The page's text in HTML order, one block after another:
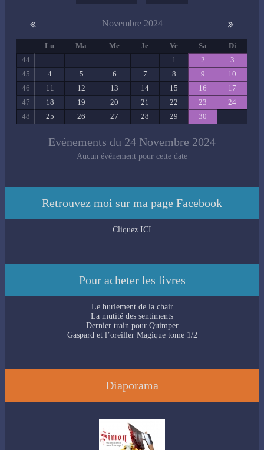
Novembre 2024
Lu Ma Me Je Ve Sa
Di
44
1 2
3
45
4 5 6 7 8 9
10
46
11 12 13 14 15 16
17
47
18 19 20 21 22 23
24
48
25 26 27 28 29 30
Evénements du 24 Novembre 2024
Aucun événement pour cette date
Retrouvez moi sur ma page Facebook
Cliquez ICI
Pour acheter les livres
Le hurlement de la chair
La mutité des sentiments
Dernier train pour Quimper
Gaspard et l’oreiller Magique tome 1/2
Diaporama